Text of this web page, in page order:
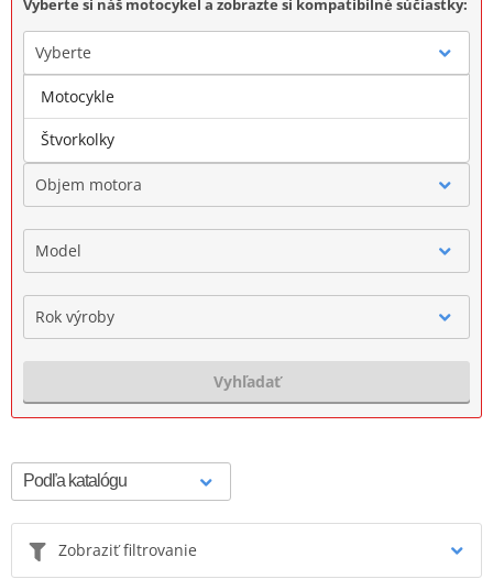
Vyberte si náš motocykel a zobrazte si kompatibilné súčiastky:
Vyberte
Značka
Objem motora
Model
Rok výroby
Vyhľadať
Zobraziť filtrovanie
Motocykle
Štvorkolky